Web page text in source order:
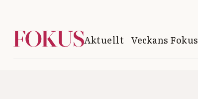
Aktuellt Veckans Fokus